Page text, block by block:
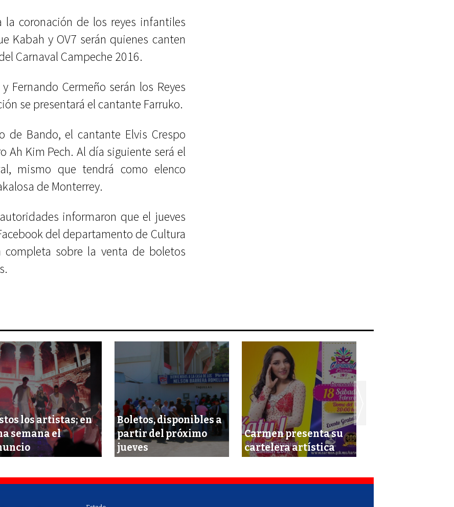
coronación de los reyes infantiles
Kabah y OV7 serán quienes canten
Carnaval Campeche 2016.
Fernando Cermeño serán los Reyes
se presentará el cantante Farruko.
de Bando, el cantante Elvis Crespo
Ah Kim Pech. Al día siguiente será el
mismo que tendrá como elenco
de Monterrey.
informaron que el jueves
del departamento de Cultura
sobre la venta de boletos
los artistas; en
semana el
Boletos, disponibles a
partir del próximo
jueves
Carmen presenta su
cartelera artística